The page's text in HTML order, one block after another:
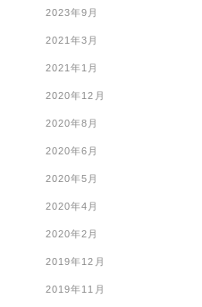
2023年9月
2021年3月
2021年1月
2020年12月
2020年8月
2020年6月
2020年5月
2020年4月
2020年2月
2019年12月
2019年11月